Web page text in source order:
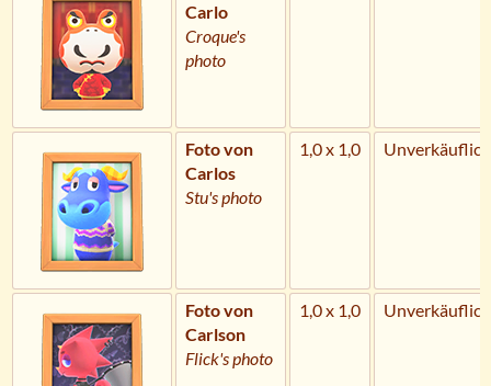
Carlo
Croque's
photo
Foto von
Carlos
Stu's photo
1,0 x 1,0 Unverkäuflich
Foto von
Carlson
Flick's photo
1,0 x 1,0 Unverkäuflich